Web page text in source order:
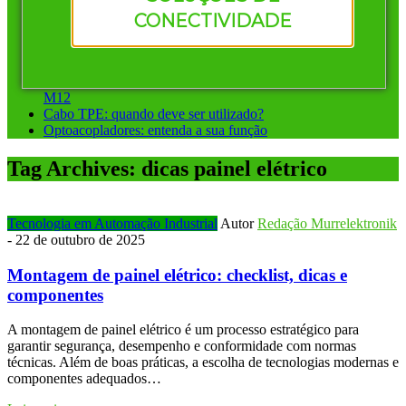
CONECTIVIDADE
Vantagens de investir em conectores pré-montados da
Instalação ponto a ponto ou sistemas de barramento: qual
M12
Cabo TPE: quando deve ser utilizado?
Optoacopladores: entenda a sua função
Tag Archives: dicas painel elétrico
Tecnologia em Automação Industrial AutorRedação Murrelektronik
- 22 de outubro de 2025
Montagem de painel elétrico: checklist, dicas e
componentes
A montagem de painel elétrico é um processo estratégico para
garantir segurança, desempenho e conformidade com normas
técnicas. Além de boas práticas, a escolha de tecnologias modernas e
componentes adequados…